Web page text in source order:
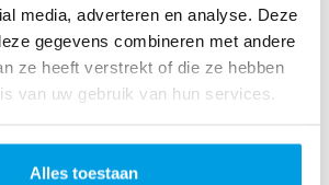
media, adverteren en analyse. Deze
gegevens combineren met andere
ze heeft verstrekt of die ze hebben
van uw gebruik van hun services.
Alles toestaan